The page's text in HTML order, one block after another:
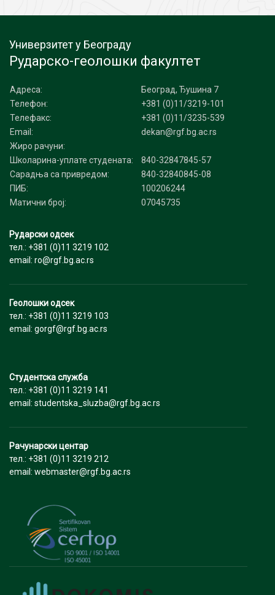
Универзитет у Београду
Рударско-геолошки факултет
Адреса:
Београд, Ђушина 7
Телефон:
+381 (0)11/3219-101
Телефакс:
+381 (0)11/3235-539
Email:
dekan@rgf.bg.ac.rs
Жиро рачуни:
Школарина-уплате студената:
840-32847845-57
Сарадња са привредом:
840-32840845-08
ПИБ:
100206244
Матични број:
07045735
Рударски одсек
тел.: +381 (0)11 3219 102
email: ro@rgf.bg.ac.rs
Геолошки одсек
тел.: +381 (0)11 3219 103
email: gorgf@rgf.bg.ac.rs
Студентска служба
тел.: +381 (0)11 3219 141
email: studentska_sluzba@rgf.bg.ac.rs
Рачунарски центар
тел.: +381 (0)11 3219 212
email: webmaster@rgf.bg.ac.rs